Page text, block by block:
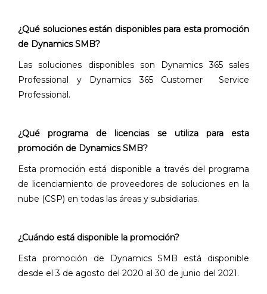
¿Qué soluciones están disponibles para esta promoción
de Dynamics SMB?
Las soluciones disponibles son Dynamics 365 sales
Professional y Dynamics 365 Customer Service
Professional.
¿Qué programa de licencias se utiliza para esta
promoción de Dynamics SMB?
Esta promoción está disponible a través del programa
de licenciamiento de proveedores de soluciones en la
nube (CSP) en todas las áreas y subsidiarias.
¿Cuándo está disponible la promoción?
Esta promoción de Dynamics SMB está disponible
desde el 3 de agosto del 2020 al 30 de junio del 2021.